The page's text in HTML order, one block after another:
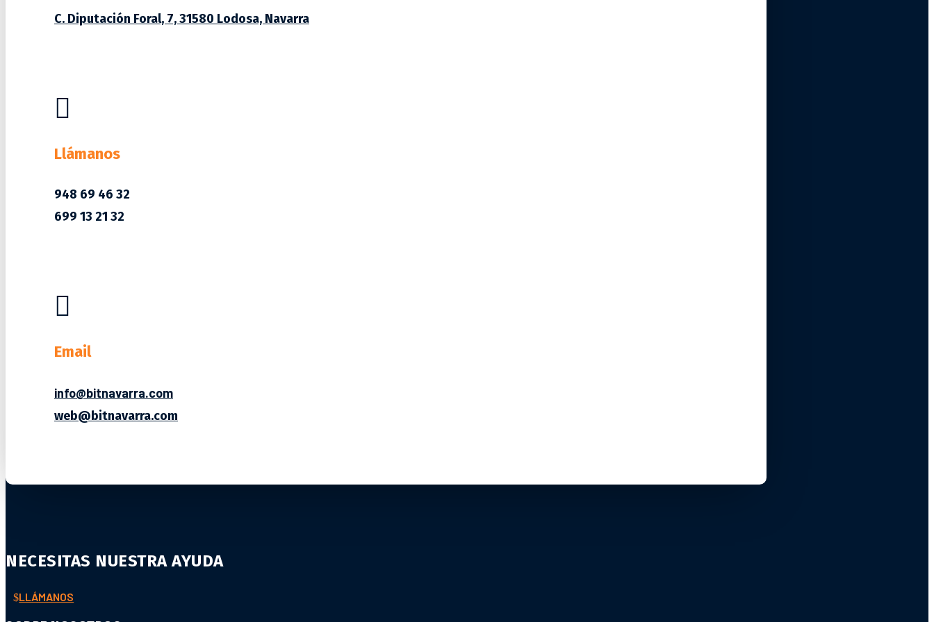
C. Diputación Foral, 7, 31580 Lodosa, Navarra

Llámanos
948 69 46 32
699 13 21 32

Email
info@bitnavarra.com
web@bitnavarra.com
NECESITAS NUESTRA AYUDA
LLÁMANOS